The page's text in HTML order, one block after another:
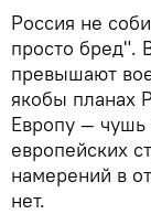
Россия не
просто бред".
превышают
якобы планах
Европу — чушь
европейских
намерений в
нет.